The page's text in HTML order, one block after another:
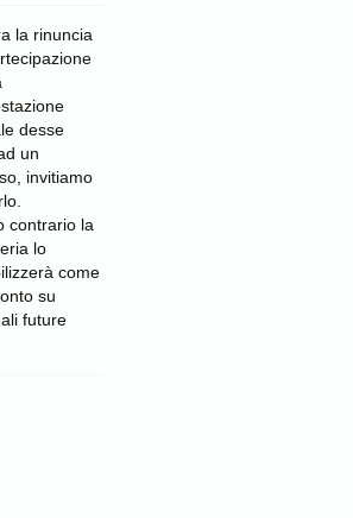
la rinuncia
desse
un
invitiamo
contrario la
lo
come
su
future